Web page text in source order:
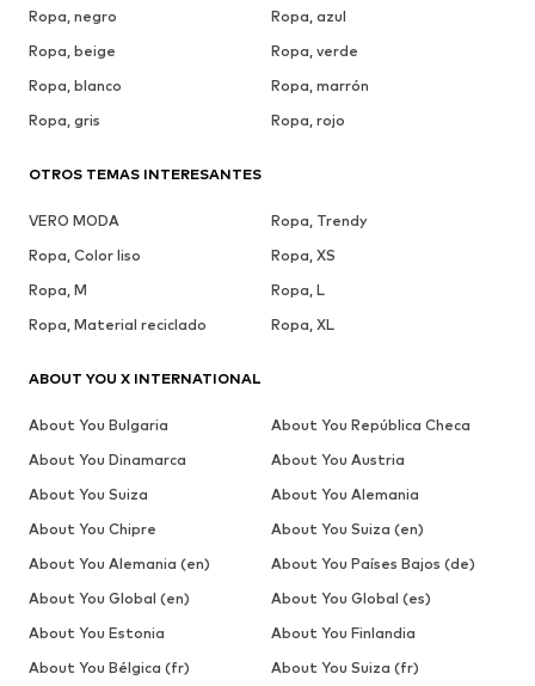
Ropa, negro
Ropa, azul
Ropa, beige
Ropa, verde
Ropa, blanco
Ropa, marrón
Ropa, gris
Ropa, rojo
OTROS TEMAS INTERESANTES
VERO MODA
Ropa, Trendy
Ropa, Color liso
Ropa, XS
Ropa, M
Ropa, L
Ropa, Material reciclado
Ropa, XL
ABOUT YOU X INTERNATIONAL
About You Bulgaria
About You República Checa
About You Dinamarca
About You Austria
About You Suiza
About You Alemania
About You Chipre
About You Suiza (en)
About You Alemania (en)
About You Países Bajos (de)
About You Global (en)
About You Global (es)
About You Estonia
About You Finlandia
About You Bélgica (fr)
About You Suiza (fr)